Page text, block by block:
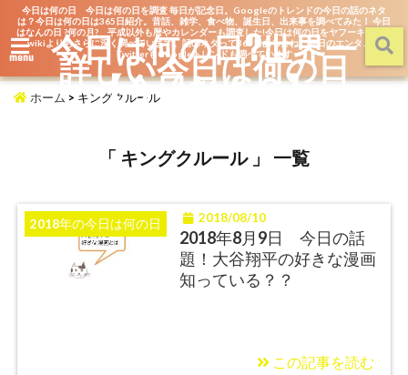
今日は何の日 今日は何の日を調査 毎日が記念日。Googleのトレンドの今日の話のネタ
は？今日は何の日は365日紹介。昔話、雑学、食べ物、誕生日、出来事を調べてみた！ 今日
はなんの日 ?何の月? 平成以外も暦やカレンダーも調査した!今日は何の日をヤフーキッズや
wikiよりもさらに深く調べています。話のネタって365日あるよね。毎日のエンタメを
TwitterもGoogleトレンドも調べています
menu 今日は何の日?世界一
詳しい今日は何の日
【今日なん？】
ホーム > キングクルール
「 キングクルール 」 一覧
2018年の今日は何の日 2018/08/10
2018年8月9日 今日の話
題！大谷翔平の好きな漫画
知っている？？
この記事を読む